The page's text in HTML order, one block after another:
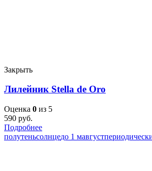
Закрыть
Лилейник Stella de Oro
Оценка 0 из 5
590 руб.
Подробнее
полутеньсолнцедо 1 мавгуст